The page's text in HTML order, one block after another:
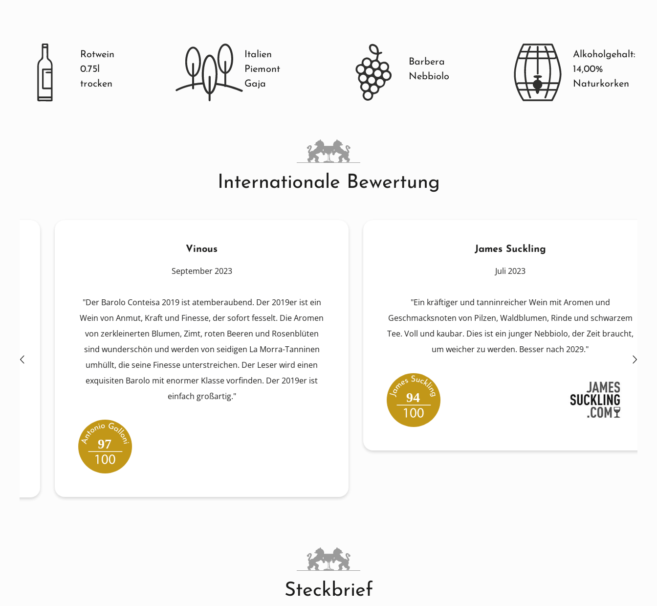
Rotwein
0.75l
trocken
Italien
Piemont
Gaja
Barbera
Nebbiolo
Alkoholgehalt:
14,00%
Naturkorken
Internationale Bewertung
Vinous
September 2023
"Der Barolo Conteisa 2019 ist atemberaubend. Der 2019er ist ein
Wein von Anmut, Kraft und Finesse, der sofort fesselt. Die Aromen
von zerkleinerten Blumen, Zimt, roten Beeren und Rosenblüten
sind wunderschön und werden von seidigen La Morra-Tanninen
umhüllt, die seine Finesse unterstreichen. Der Leser wird einen
exquisiten Barolo mit enormer Klasse vorfinden. Der 2019er ist
einfach großartig."
97
James Suckling
Juli 2023
"Ein kräftiger und tanninreicher Wein mit Aromen und
Geschmacksnoten von Pilzen, Waldblumen, Rinde und schwarzem
Tee. Voll und kaubar. Dies ist ein junger Nebbiolo, der Zeit braucht,
um weicher zu werden. Besser nach 2029."
94
Steckbrief